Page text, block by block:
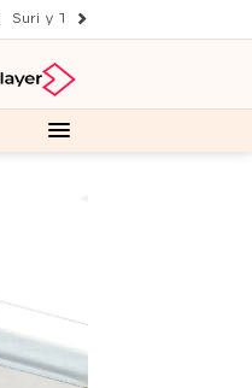
Suri y Tom Cruise